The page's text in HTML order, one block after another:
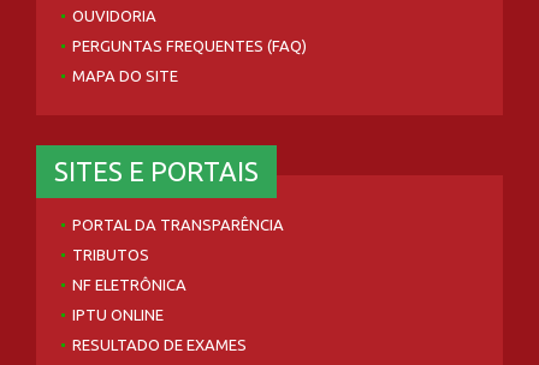
OUVIDORIA
PERGUNTAS FREQUENTES (FAQ)
MAPA DO SITE
SITES E PORTAIS
PORTAL DA TRANSPARÊNCIA
TRIBUTOS
NF ELETRÔNICA
IPTU ONLINE
RESULTADO DE EXAMES